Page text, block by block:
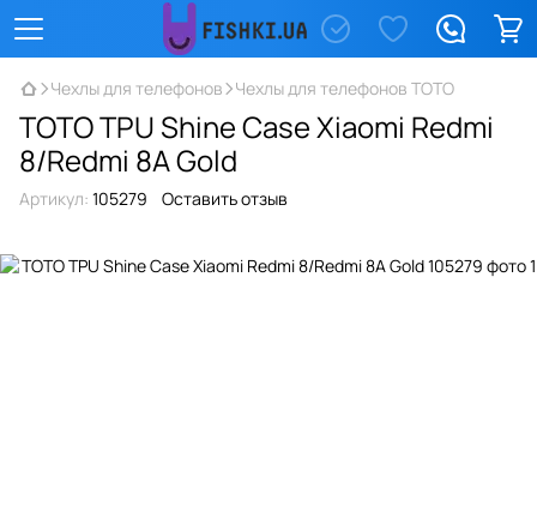
Чехлы для телефонов Чехлы для телефонов TOTO
TOTO TPU Shine Case Xiaomi Redmi
8/Redmi 8A Gold
Артикул: 105279 Оставить отзыв